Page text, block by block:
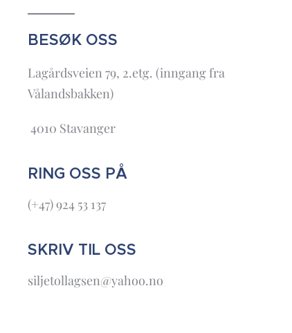
BESØK OSS
Lagårdsveien 79, 2.etg. (inngang fra
Vålandsbakken)
4010 Stavanger
RING OSS PÅ
(+47) 924 53 137
SKRIV TIL OSS
siljetollagsen@yahoo.no